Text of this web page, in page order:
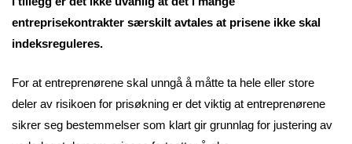
entreprisekontrakter særskilt avtales at prisene ikke skal
indeksreguleres.
For at entreprenørene skal unngå å måtte ta hele eller store
deler av risikoen for prisøkning er det viktig at entreprenørene
sikrer seg bestemmelser som klart gir grunnlag for justering av